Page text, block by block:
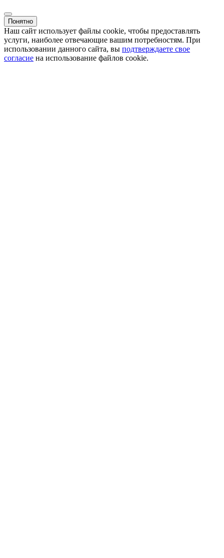
Понятно
Наш сайт использует файлы cookie, чтобы предоставлять
услуги, наиболее отвечающие вашим потребностям. При
использовании данного сайта, вы подтверждаете свое
согласие на использование файлов cookie.